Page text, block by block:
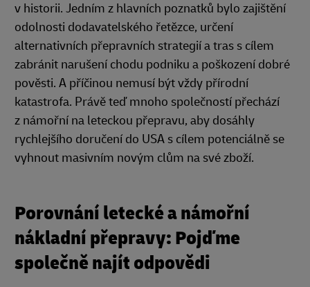
v historii. Jedním z hlavních poznatků bylo zajištění
odolnosti dodavatelského řetězce, určení
alternativních přepravních strategií a tras s cílem
zabránit narušení chodu podniku a poškození dobré
pověsti. A příčinou nemusí být vždy přírodní
katastrofa. Právě teď mnoho společností přechází
z námořní na leteckou přepravu, aby dosáhly
rychlejšího doručení do USA s cílem potenciálně se
vyhnout masivním novým clům na své zboží.
Porovnání letecké a námořní
nákladní přepravy: Pojďme
společně najít odpovědi